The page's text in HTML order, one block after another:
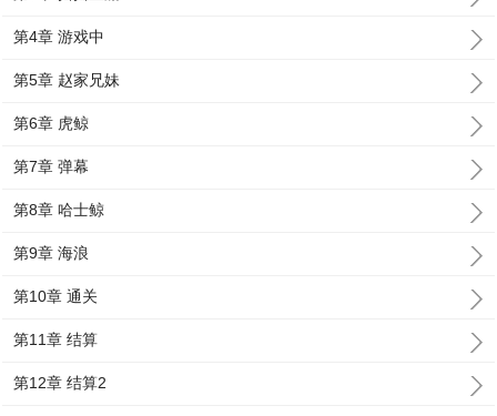
第4章 游戏中
第5章 赵家兄妹
第6章 虎鲸
第7章 弹幕
第8章 哈士鲸
第9章 海浪
第10章 通关
第11章 结算
第12章 结算2